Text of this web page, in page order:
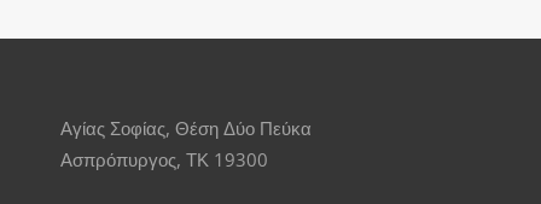
Αγίας Σοφίας, Θέση Δύο Πεύκα
Ασπρόπυργος, ΤΚ 19300